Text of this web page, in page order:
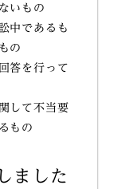
いもの
中であるも
の
答を行って
して不当要
もの
ました